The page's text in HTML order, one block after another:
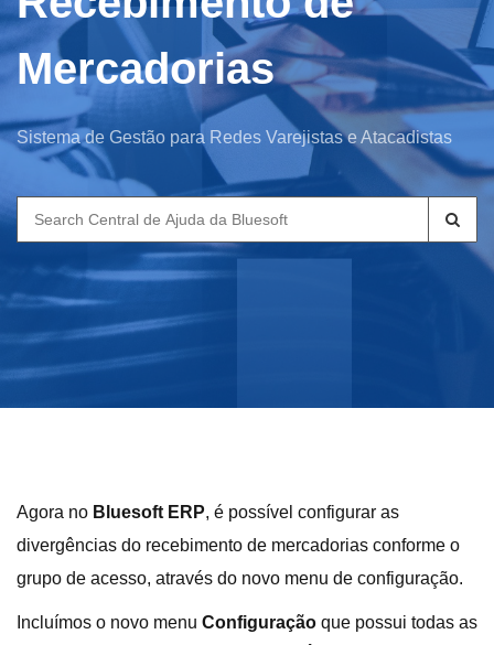
Mercadorias
Sistema de Gestão para Redes Varejistas e Atacadistas
Search
for:
Agora no Bluesoft ERP, é possível configurar as
divergências do recebimento de mercadorias conforme o
grupo de acesso, através do novo menu de configuração.
Incluímos o novo menu Configuração que possui todas as